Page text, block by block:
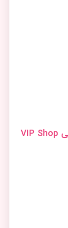
VIP Shop